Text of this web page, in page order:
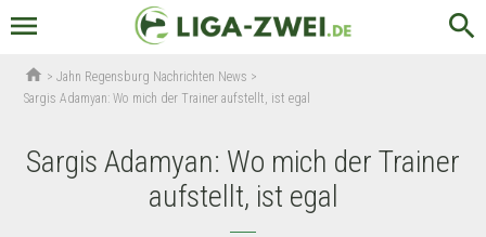
menu search
home >Jahn Regensburg Nachrichten News >
Sargis Adamyan: Wo mich der Trainer aufstellt, ist egal
Sargis Adamyan: Wo mich der Trainer
aufstellt, ist egal